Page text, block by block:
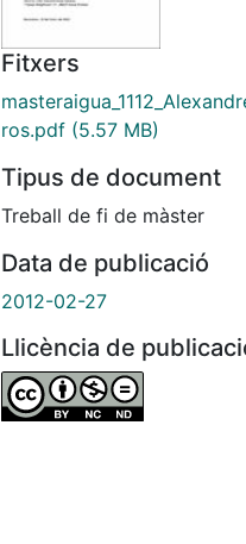
Fitxers
ros.pdf (5.57 MB)
Tipus de document
Treball de fi de màster
Data de publicació
2012-02-27
Llicència de